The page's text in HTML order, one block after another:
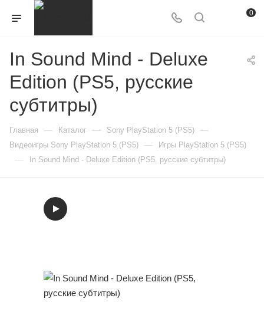
0
In Sound Mind - Deluxe
Edition (PS5, русские
субтитры)
Главная — Каталог — Sony PlayStation 5 (PS5) —
Видеоигры Sony PlayStation 5 (PS5) — Игры PlayStation 5 (PS5)
— In Sound Mind - Deluxe Edition (PS5, русские субтитры)